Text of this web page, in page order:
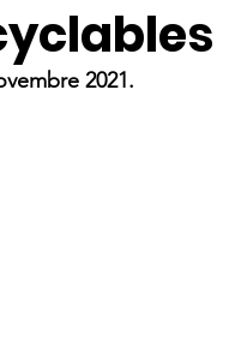
2021.